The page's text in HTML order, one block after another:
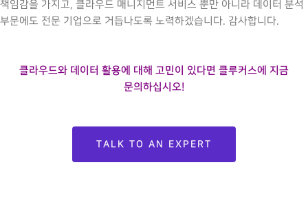
책임감을 가지고, 클라우드 매니지먼트 서비스 뿐만 아니라 데이터 분석
부문에도 전문 기업으로 거듭나도록 노력하겠습니다. 감사합니다.
클라우드와 데이터 활용에 대해 고민이 있다면 클루커스에 지금
문의하십시오!
TALK TO AN EXPERT